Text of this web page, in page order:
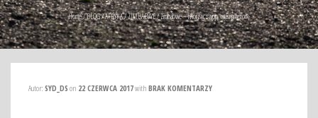
Home/BLOG/AFRYKA/ZIMBABWE/Zimbabwe – tworząc swoją własną historię
Autor: SYD_DS on 22 CZERWCA 2017with BRAK KOMENTARZY